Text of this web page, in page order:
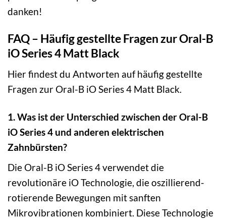
danken!
FAQ – Häufig gestellte Fragen zur Oral-B
iO Series 4 Matt Black
Hier findest du Antworten auf häufig gestellte
Fragen zur Oral-B iO Series 4 Matt Black.
1. Was ist der Unterschied zwischen der Oral-B
iO Series 4 und anderen elektrischen
Zahnbürsten?
Die Oral-B iO Series 4 verwendet die
revolutionäre iO Technologie, die oszillierend-
rotierende Bewegungen mit sanften
Mikrovibrationen kombiniert. Diese Technologie